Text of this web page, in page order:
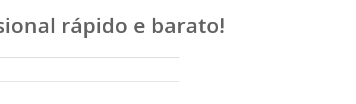
rápido e barato!